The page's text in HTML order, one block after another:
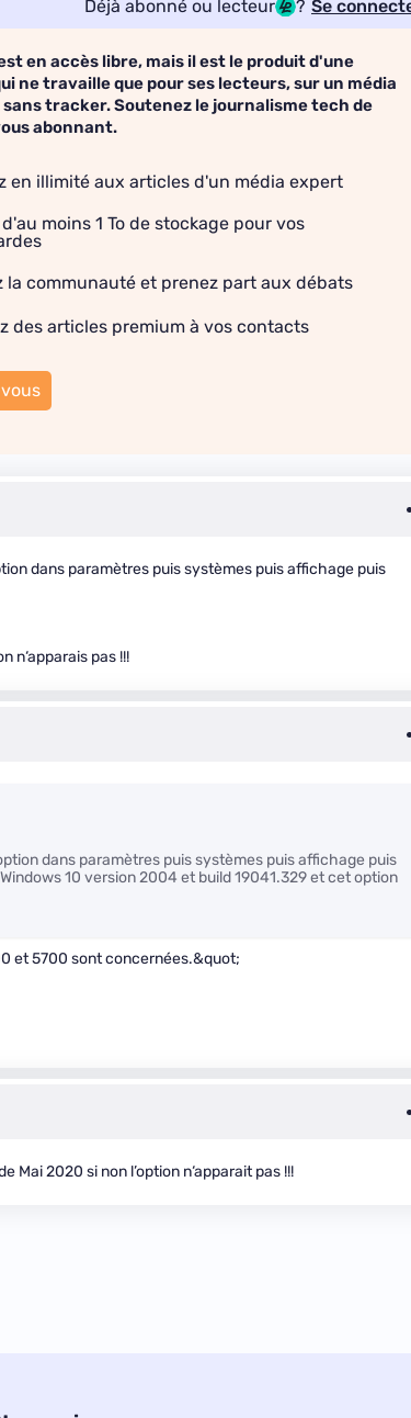
Déjà abonné ou lecteur ? Se
en accès libre, mais il est le produit d'une
ne travaille que pour ses lecteurs, sur un média
sans tracker. Soutenez le journalisme tech de
abonnant.
en illimité aux articles d'un média expert
moins 1 To de stockage pour vos
la communauté et prenez part aux débats
des articles premium à vos contacts
dans paramètres puis systèmes puis affichage puis
n‘apparais pas !!!
dans paramètres puis systèmes puis affichage puis
10 version 2004 et build 19041.329 et cet option
et 5700 sont concernées.&quot;
Mai 2020 si non l’option n‘apparait pas !!!